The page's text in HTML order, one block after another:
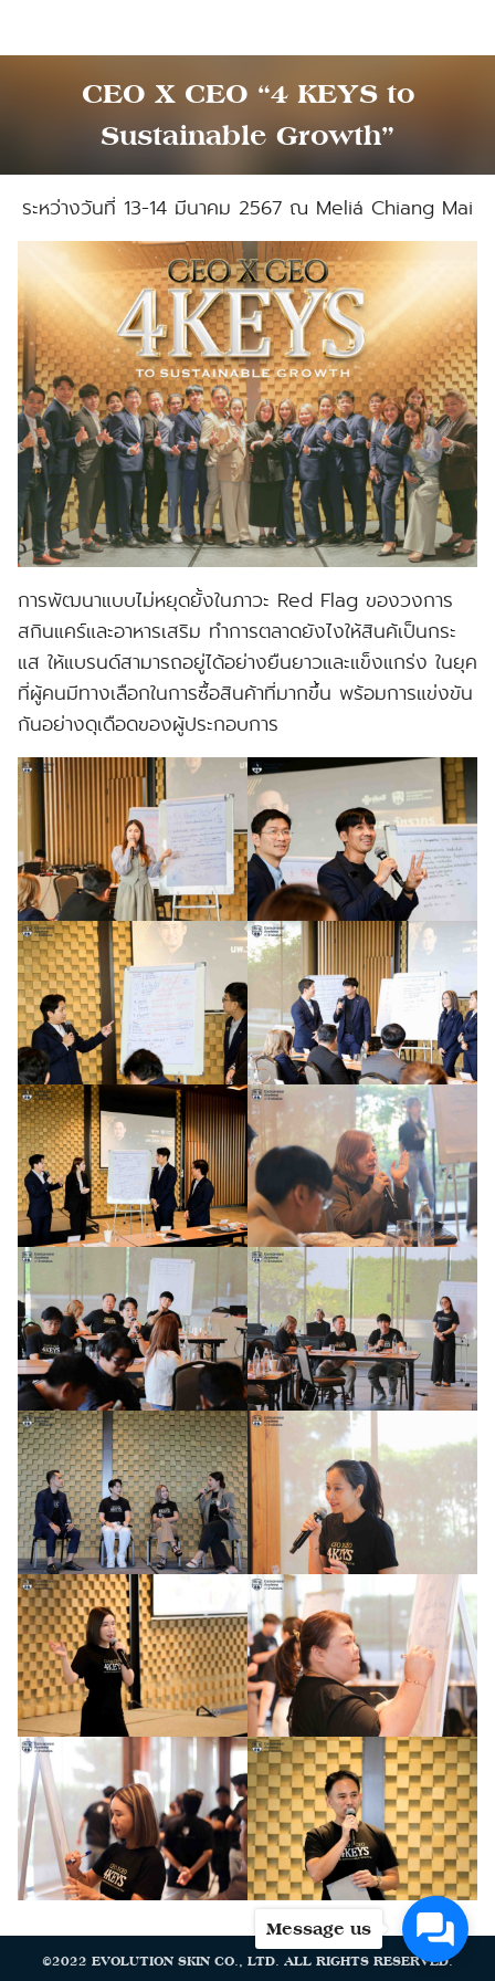
Search
for:
Search
CEO X CEO “4 KEYS to
Sustainable Growth”
ระหว่างวันที่ 13-14 มีนาคม 2567 ณ Meliá Chiang Mai
การพัฒนาแบบไม่หยุดยั้งในภาวะ Red Flag ของวงการ
สกินแคร์และอาหารเสริม ทำการตลาดยังไงให้สินค้เป็นกระ
แส ให้แบรนด์สามารถอยู่ได้อย่างยืนยาวและแข็งแกร่ง ในยุค
ที่ผู้คนมีทางเลือกในการซื้อสินค้าที่มากขึ้น พร้อมการแข่งขัน
กันอย่างดุเดือดของผู้ประกอบการ
©2022 EVOLUTION SKIN CO., LTD. ALL RIGHTS RESERVED.
Message us